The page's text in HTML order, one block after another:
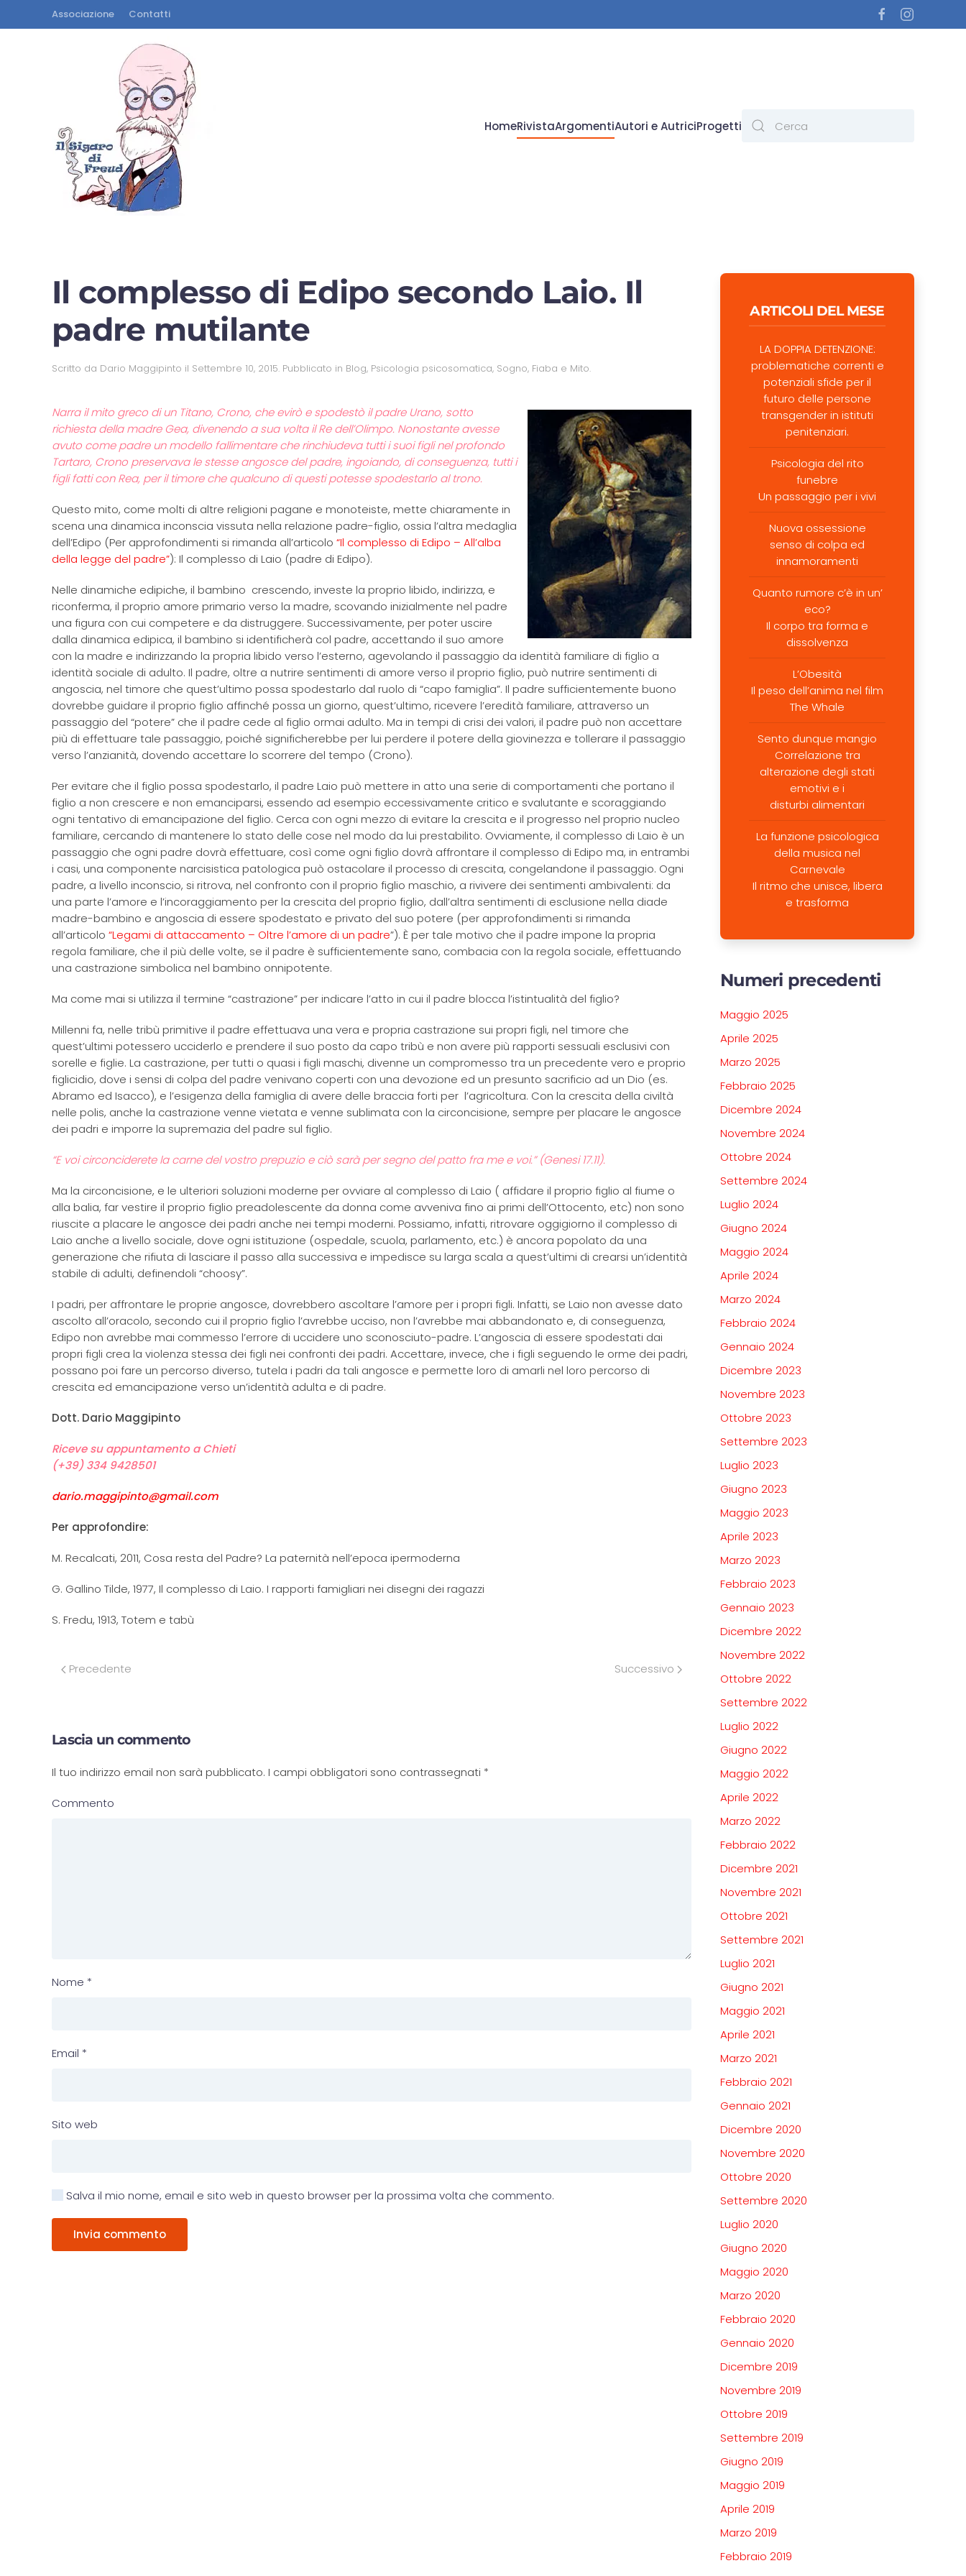
Associazione Contatti
HomeRivistaArgomentiAutori e AutriciProgetti
Il complesso di Edipo secondo Laio. Il
padre mutilante
Scritto da Dario Maggipinto il Settembre 10, 2015. Pubblicato in Blog, Psicologia psicosomatica, Sogno, Fiaba e Mito.
Narra il mito greco di un Titano, Crono, che evirò e spodestò il padre Urano, sotto
richiesta della madre Gea, divenendo a sua volta il Re dell’Olimpo. Nonostante avesse
avuto come padre un modello fallimentare che rinchiudeva tutti i suoi figli nel profondo
Tartaro, Crono preservava le stesse angosce del padre, ingoiando, di conseguenza, tutti i
figli fatti con Rea, per il timore che qualcuno di questi potesse spodestarlo al trono.
Questo mito, come molti di altre religioni pagane e monoteiste, mette chiaramente in
scena una dinamica inconscia vissuta nella relazione padre-figlio, ossia l’altra medaglia
dell’Edipo (Per approfondimenti si rimanda all’articolo “Il complesso di Edipo – All’alba
della legge del padre”): Il complesso di Laio (padre di Edipo).
Nelle dinamiche edipiche, il bambino crescendo, investe la proprio libido, indirizza, e
riconferma, il proprio amore primario verso la madre, scovando inizialmente nel padre
una figura con cui competere e da distruggere. Successivamente, per poter uscire
dalla dinamica edipica, il bambino si identificherà col padre, accettando il suo amore
con la madre e indirizzando la propria libido verso l’esterno, agevolando il passaggio da identità familiare di figlio a
identità sociale di adulto. Il padre, oltre a nutrire sentimenti di amore verso il proprio figlio, può nutrire sentimenti di
angoscia, nel timore che quest’ultimo possa spodestarlo dal ruolo di “capo famiglia”. Il padre sufficientemente buono
dovrebbe guidare il proprio figlio affinché possa un giorno, quest’ultimo, ricevere l’eredità familiare, attraverso un
passaggio del “potere” che il padre cede al figlio ormai adulto. Ma in tempi di crisi dei valori, il padre può non accettare
più di effettuare tale passaggio, poiché significherebbe per lui perdere il potere della giovinezza e tollerare il passaggio
verso l’anzianità, dovendo accettare lo scorrere del tempo (Crono).
Per evitare che il figlio possa spodestarlo, il padre Laio può mettere in atto una serie di comportamenti che portano il
figlio a non crescere e non emanciparsi, essendo ad esempio eccessivamente critico e svalutante e scoraggiando
ogni tentativo di emancipazione del figlio. Cerca con ogni mezzo di evitare la crescita e il progresso nel proprio nucleo
familiare, cercando di mantenere lo stato delle cose nel modo da lui prestabilito. Ovviamente, il complesso di Laio è un
passaggio che ogni padre dovrà effettuare, così come ogni figlio dovrà affrontare il complesso di Edipo ma, in entrambi
i casi, una componente narcisistica patologica può ostacolare il processo di crescita, congelandone il passaggio. Ogni
padre, a livello inconscio, si ritrova, nel confronto con il proprio figlio maschio, a rivivere dei sentimenti ambivalenti: da
una parte l’amore e l’incoraggiamento per la crescita del proprio figlio, dall’altra sentimenti di esclusione nella diade
madre-bambino e angoscia di essere spodestato e privato del suo potere (per approfondimenti si rimanda
all’articolo “Legami di attaccamento – Oltre l’amore di un padre”). È per tale motivo che il padre impone la propria
regola familiare, che il più delle volte, se il padre è sufficientemente sano, combacia con la regola sociale, effettuando
una castrazione simbolica nel bambino onnipotente.
Ma come mai si utilizza il termine “castrazione” per indicare l’atto in cui il padre blocca l’istintualità del figlio?
Millenni fa, nelle tribù primitive il padre effettuava una vera e propria castrazione sui propri figli, nel timore che
quest’ultimi potessero ucciderlo e prendere il suo posto da capo tribù e non avere più rapporti sessuali esclusivi con
sorelle e figlie. La castrazione, per tutti o quasi i figli maschi, divenne un compromesso tra un precedente vero e proprio
figlicidio, dove i sensi di colpa del padre venivano coperti con una devozione ed un presunto sacrificio ad un Dio (es.
Abramo ed Isacco), e l’esigenza della famiglia di avere delle braccia forti per l’agricoltura. Con la crescita della civiltà
nelle polis, anche la castrazione venne vietata e venne sublimata con la circoncisione, sempre per placare le angosce
dei padri e imporre la supremazia del padre sul figlio.
“E voi circonciderete la carne del vostro prepuzio e ciò sarà per segno del patto fra me e voi.” (Genesi 17.11).
Ma la circoncisione, e le ulteriori soluzioni moderne per ovviare al complesso di Laio ( affidare il proprio figlio al fiume o
alla balia, far vestire il proprio figlio preadolescente da donna come avveniva fino ai primi dell’Ottocento, etc) non sono
riuscite a placare le angosce dei padri anche nei tempi moderni. Possiamo, infatti, ritrovare oggigiorno il complesso di
Laio anche a livello sociale, dove ogni istituzione (ospedale, scuola, parlamento, etc.) è ancora popolato da una
generazione che rifiuta di lasciare il passo alla successiva e impedisce su larga scala a quest’ultimi di crearsi un’identità
stabile di adulti, definendoli “choosy”.
I padri, per affrontare le proprie angosce, dovrebbero ascoltare l’amore per i propri figli. Infatti, se Laio non avesse dato
ascolto all’oracolo, secondo cui il proprio figlio l’avrebbe ucciso, non l’avrebbe mai abbandonato e, di conseguenza,
Edipo non avrebbe mai commesso l’errore di uccidere uno sconosciuto-padre. L’angoscia di essere spodestati dai
propri figli crea la violenza stessa dei figli nei confronti dei padri. Accettare, invece, che i figli seguendo le orme dei padri,
possano poi fare un percorso diverso, tutela i padri da tali angosce e permette loro di amarli nel loro percorso di
crescita ed emancipazione verso un’identità adulta e di padre.
Dott. Dario Maggipinto
Riceve su appuntamento a Chieti
(+39) 334 9428501
dario.maggipinto@gmail.com
Per approfondire:
M. Recalcati, 2011, Cosa resta del Padre? La paternità nell’epoca ipermoderna
G. Gallino Tilde, 1977, Il complesso di Laio. I rapporti famigliari nei disegni dei ragazzi
S. Fredu, 1913, Totem e tabù
Precedente Successivo
Lascia un commento
Il tuo indirizzo email non sarà pubblicato. I campi obbligatori sono contrassegnati *
Commento
Nome *
Email *
Sito web
Salva il mio nome, email e sito web in questo browser per la prossima volta che commento.
Invia commento
ARTICOLI DEL MESE
LA DOPPIA DETENZIONE:
problematiche correnti e
potenziali sfide per il
futuro delle persone
transgender in istituti
penitenziari.
Psicologia del rito
funebre
Un passaggio per i vivi
Nuova ossessione
senso di colpa ed
innamoramenti
Quanto rumore c’è in un’
eco?
Il corpo tra forma e
dissolvenza
L’Obesità
Il peso dell’anima nel film
The Whale
Sento dunque mangio
Correlazione tra
alterazione degli stati
emotivi e i
disturbi alimentari
La funzione psicologica
della musica nel
Carnevale
Il ritmo che unisce, libera
e trasforma
Numeri precedenti
Maggio 2025
Aprile 2025
Marzo 2025
Febbraio 2025
Dicembre 2024
Novembre 2024
Ottobre 2024
Settembre 2024
Luglio 2024
Giugno 2024
Maggio 2024
Aprile 2024
Marzo 2024
Febbraio 2024
Gennaio 2024
Dicembre 2023
Novembre 2023
Ottobre 2023
Settembre 2023
Luglio 2023
Giugno 2023
Maggio 2023
Aprile 2023
Marzo 2023
Febbraio 2023
Gennaio 2023
Dicembre 2022
Novembre 2022
Ottobre 2022
Settembre 2022
Luglio 2022
Giugno 2022
Maggio 2022
Aprile 2022
Marzo 2022
Febbraio 2022
Dicembre 2021
Novembre 2021
Ottobre 2021
Settembre 2021
Luglio 2021
Giugno 2021
Maggio 2021
Aprile 2021
Marzo 2021
Febbraio 2021
Gennaio 2021
Dicembre 2020
Novembre 2020
Ottobre 2020
Settembre 2020
Luglio 2020
Giugno 2020
Maggio 2020
Marzo 2020
Febbraio 2020
Gennaio 2020
Dicembre 2019
Novembre 2019
Ottobre 2019
Settembre 2019
Giugno 2019
Maggio 2019
Aprile 2019
Marzo 2019
Febbraio 2019